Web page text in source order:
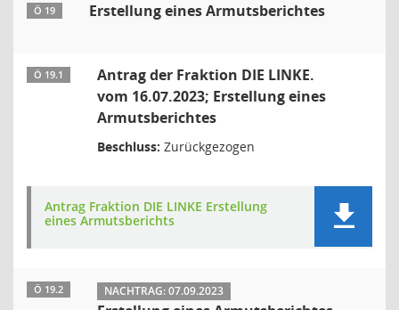
Ö 19 Erstellung eines Armutsberichtes
Ö 19.1
Antrag der Fraktion DIE LINKE.
vom 16.07.2023; Erstellung eines
Armutsberichtes
Beschluss: Zurückgezogen
Antrag Fraktion DIE LINKE Erstellung
eines Armutsberichts
Ö 19.2 NACHTRAG: 07.09.2023